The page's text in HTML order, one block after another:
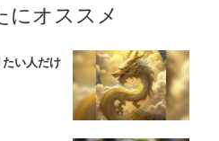
にオススメ
たい人だけ